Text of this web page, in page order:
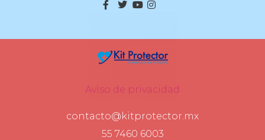
Aviso de privacidad
contacto@kitprotector.mx
55 7460 6003